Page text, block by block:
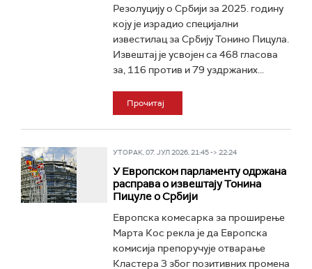
Резолуцију о Србији за 2025. годину
коју је израдио специјални
известилац за Србију Тонино Пицула.
Извештај је усвојен са 468 гласова
за, 116 против и 79 уздржаних...
Прочитај
УТОРАК, 07. ЈУЛ 2026, 21:45 -> 22:24
У Европском парламенту одржана
расправа о извештају Тонина
Пицуле о Србији
Европска комесарка за проширење
Марта Кос рекла је да Европска
комисија препоручује отварање
Кластера 3 због позитивних промена